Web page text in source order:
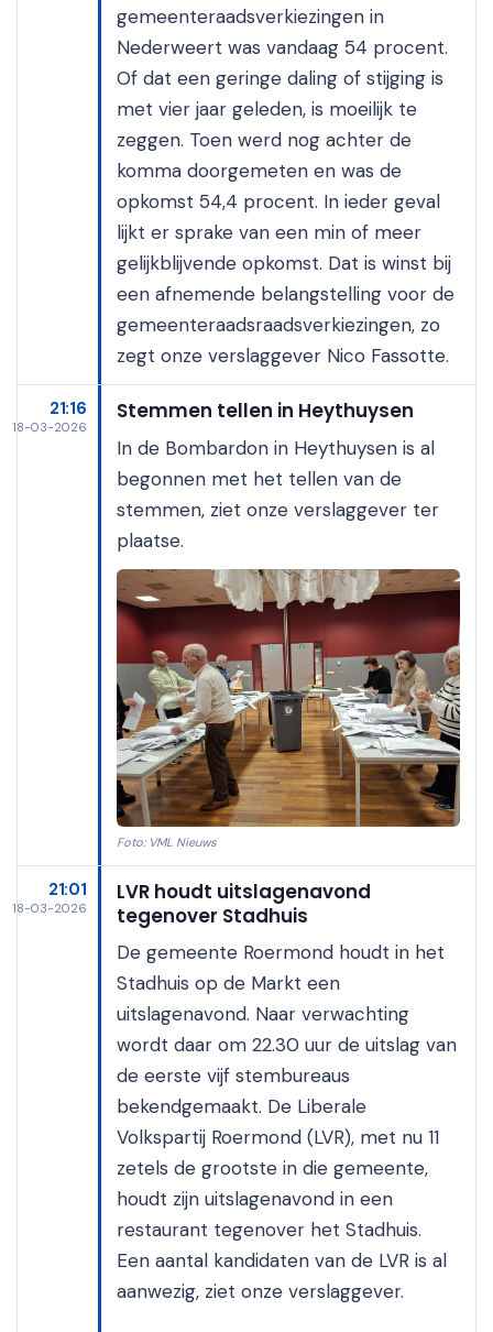
gemeenteraadsverkiezingen in
Nederweert was vandaag 54 procent.
Of dat een geringe daling of stijging is
met vier jaar geleden, is moeilijk te
zeggen. Toen werd nog achter de
komma doorgemeten en was de
opkomst 54,4 procent. In ieder geval
lijkt er sprake van een min of meer
gelijkblijvende opkomst. Dat is winst bij
een afnemende belangstelling voor de
gemeenteraadsraadsverkiezingen, zo
zegt onze verslaggever Nico Fassotte.
21:16
18-03-2026
Stemmen tellen in Heythuysen
In de Bombardon in Heythuysen is al
begonnen met het tellen van de
stemmen, ziet onze verslaggever ter
plaatse.
Foto: VML Nieuws
21:01
18-03-2026
LVR houdt uitslagenavond
tegenover Stadhuis
De gemeente Roermond houdt in het
Stadhuis op de Markt een
uitslagenavond. Naar verwachting
wordt daar om 22.30 uur de uitslag van
de eerste vijf stembureaus
bekendgemaakt. De Liberale
Volkspartij Roermond (LVR), met nu 11
zetels de grootste in die gemeente,
houdt zijn uitslagenavond in een
restaurant tegenover het Stadhuis.
Een aantal kandidaten van de LVR is al
aanwezig, ziet onze verslaggever.